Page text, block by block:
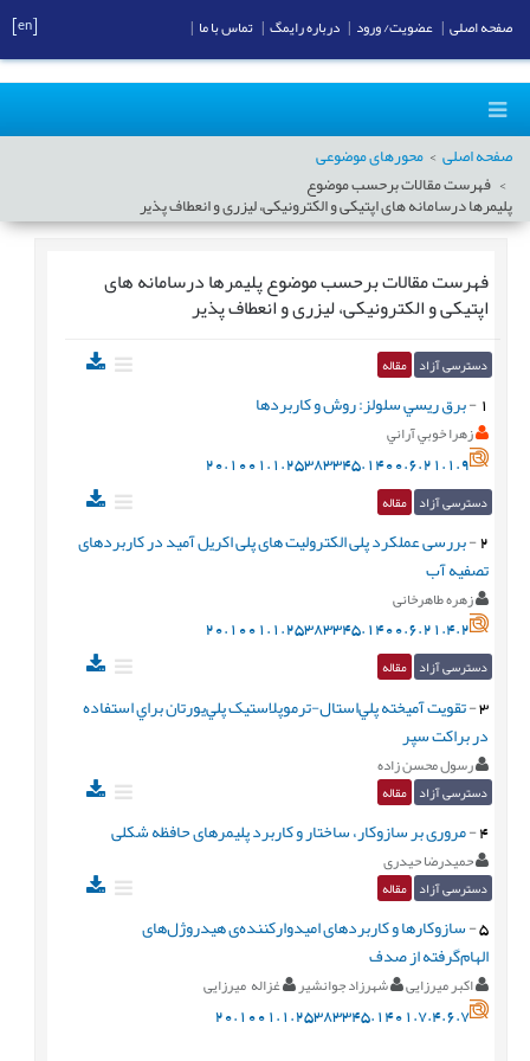
صفحه اصلی
محورهای موضوعی
فهرست مقالات برحسب موضوع
پليمرها درسامانه های اپتیکی و الکترونیکی، لیزری و انعطاف پذیر
فهرست مقالات برحسب موضوعپليمرها درسامانه های
اپتیکی و الکترونیکی، لیزری و انعطاف پذیر
دسترسی آزاد مقاله
-برق ريسي سلولز: روش و کاربردها
زهرا خوبي آراني
20.1001.1.25383345.1400.6.21.1.9
دسترسی آزاد مقاله
2
-بررسی عملکرد پلی الکترولیت های پلی اکریل آمید در کاربردهای
تصفیه آب
زهره طاهرخانی
20.1001.1.25383345.1400.6.21.4.2
دسترسی آزاد مقاله
3
-تقويت آميخته پلي‌استال-ترموپلاستيک پلي‌يورتان براي استفاده
در براکت سپر
رسول محسن زاده
دسترسی آزاد مقاله
4
-مروری بر سازوکار، ساختار و کاربرد پلیمرهای حافظه شکلی
حمیدرضا حیدری
دسترسی آزاد مقاله
5
-سازوکارها و کاربردهای امیدوارکننده‌ی هیدروژل‌های
الهام‌گرفته از صدف
اکبر میرزایی شهرزاد جوانشیر غزاله میرزایی
20.1001.1.25383345.1401.7.4.6.7
صفحه اصلی عضویت/ ورود درباره رایمگ تماس با ما